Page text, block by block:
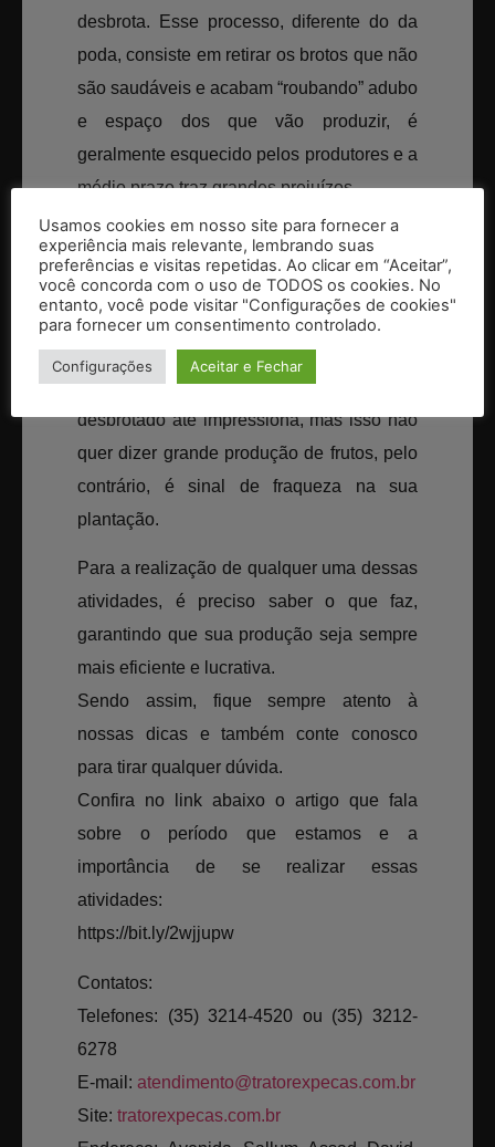
desbrota. Esse processo, diferente do da
poda, consiste em retirar os brotos que não
são saudáveis e acabam “roubando” adubo
e espaço dos que vão produzir, é
geralmente esquecido pelos produtores e a
médio prazo traz grandes prejuízos.
O melhor período para se realizar é após a
colheita do café, evitando que todos os
nutrientes destinados ao pé de café não
sejam “roubados” pelos brotos conhecidos
como “ladrões.”
O volume de quando o café não está
desbrotado até impressiona, mas isso não
quer dizer grande produção de frutos, pelo
contrário, é sinal de fraqueza na sua
plantação.
Para a realização de qualquer uma dessas
atividades, é preciso saber o que faz,
garantindo que sua produção seja sempre
mais eficiente e lucrativa.
Sendo assim, fique sempre atento à
nossas dicas e também conte conosco
para tirar qualquer dúvida.
Confira no link abaixo o artigo que fala
sobre o período que estamos e a
importância de se realizar essas
atividades:
https://bit.ly/2wjjupw
Contatos:
Telefones: (35) 3214-4520 ou (35) 3212-
6278
E-mail: atendimento@tratorexpecas.com.br
Site: tratorexpecas.com.br
Usamos cookies em nosso site para fornecer a
experiência mais relevante, lembrando suas
preferências e visitas repetidas. Ao clicar em “Aceitar”,
você concorda com o uso de TODOS os cookies. No
entanto, você pode visitar "Configurações de cookies"
para fornecer um consentimento controlado.
Configurações Aceitar e Fechar